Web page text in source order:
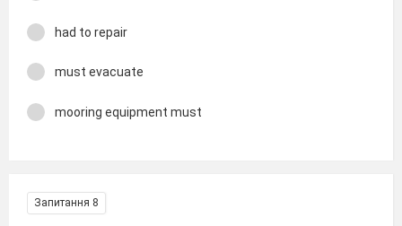
had to repair
must evacuate
mooring equipment must
Запитання 8